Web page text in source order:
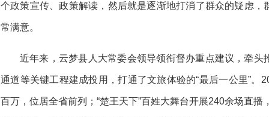
个政策宣传、政策解读， 然后就是逐渐地打消了群众的疑虑，
常满意。
近年来，云梦县人大常委会领导领衔督办重点建议，牵
通道等关键工程建成投用，打通了文旅体验的“最后一公里”。
百万，位居全省前列；“楚王天下”百姓大舞台开展240余场直播